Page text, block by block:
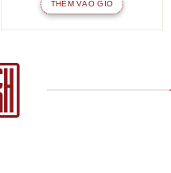
THÊM VÀO GIỎ